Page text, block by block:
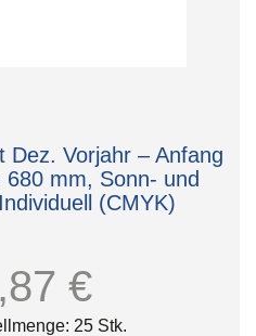
Dez. Vorjahr – Anfang
mm, Sonn- und
(CMYK)
€
25 Stk.